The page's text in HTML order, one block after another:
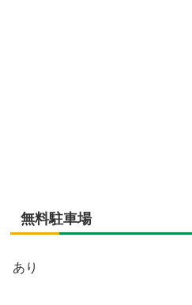
無料駐車場
あり